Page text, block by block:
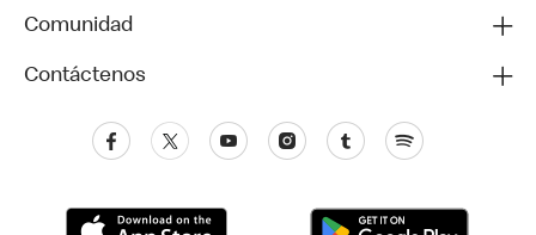
Comunidad
Contáctenos